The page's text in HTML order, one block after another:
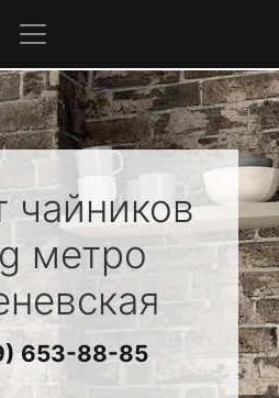
чайников
метро
653-88-85